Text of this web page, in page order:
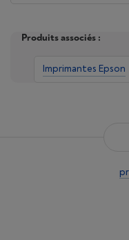
Produits associés :
Imprimantes Epson